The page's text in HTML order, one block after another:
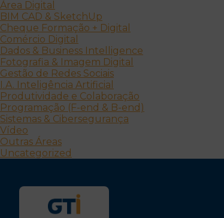
Área Digital
BIM CAD & SketchUp
Cheque Formação + Digital
Comércio Digital
Dados & Business Intelligence
Fotografia & Imagem Digital
Gestão de Redes Sociais
I.A. Inteligência Artificial
Produtividade e Colaboração
Programação (F-end & B-end)
Sistemas & Cibersegurança
Vídeo
Outras Áreas
Uncategorized